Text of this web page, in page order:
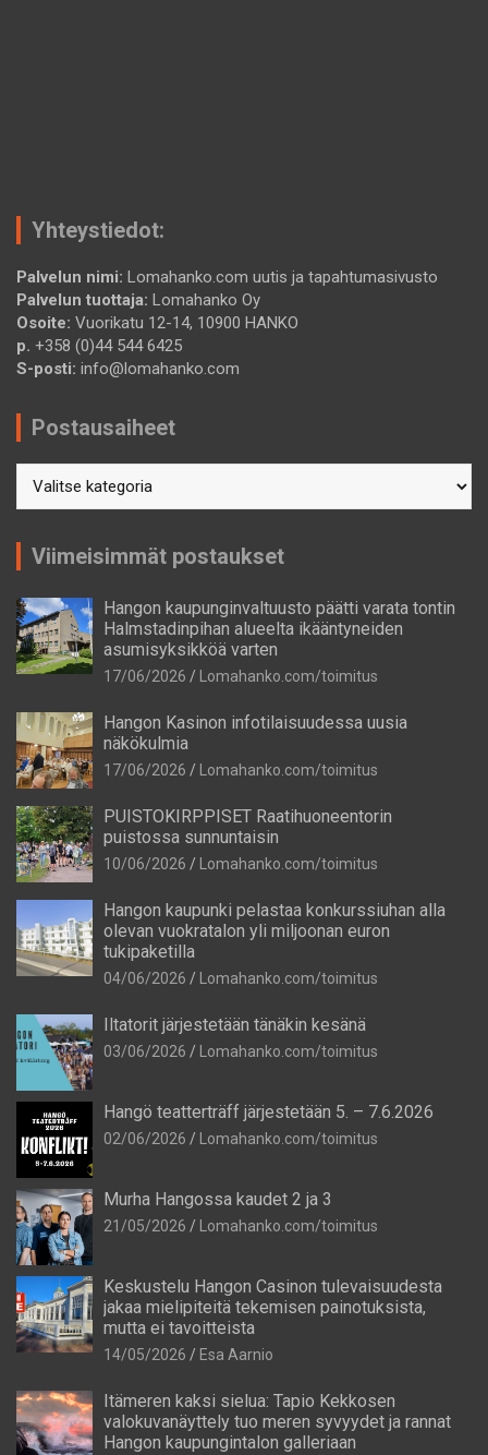
Yhteystiedot:
Palvelun nimi: Lomahanko.com uutis ja tapahtumasivusto
Palvelun tuottaja: Lomahanko Oy
Osoite: Vuorikatu 12-14, 10900 HANKO
p. +358 (0)44 544 6425
S-posti: info@lomahanko.com
Postausaiheet
Viimeisimmät postaukset
Hangon kaupunginvaltuusto päätti varata tontin
Halmstadinpihan alueelta ikääntyneiden
asumisyksikköä varten
17/06/2026 Lomahanko.com/toimitus
Hangon Kasinon infotilaisuudessa uusia
näkökulmia
17/06/2026 Lomahanko.com/toimitus
PUISTOKIRPPISET Raatihuoneentorin
puistossa sunnuntaisin
10/06/2026 Lomahanko.com/toimitus
Hangon kaupunki pelastaa konkurssiuhan alla
olevan vuokratalon yli miljoonan euron
tukipaketilla
04/06/2026 Lomahanko.com/toimitus
Iltatorit järjestetään tänäkin kesänä
03/06/2026 Lomahanko.com/toimitus
Hangö teatterträff järjestetään 5. – 7.6.2026
02/06/2026 Lomahanko.com/toimitus
Murha Hangossa kaudet 2 ja 3
21/05/2026 Lomahanko.com/toimitus
Keskustelu Hangon Casinon tulevaisuudesta
jakaa mielipiteitä tekemisen painotuksista,
mutta ei tavoitteista
14/05/2026 Esa Aarnio
Itämeren kaksi sielua: Tapio Kekkosen
valokuvanäyttely tuo meren syvyydet ja rannat
Hangon kaupungintalon galleriaan